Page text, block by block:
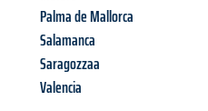
Palma de Mallorca
Salamanca
Saragozzaa
Valencia